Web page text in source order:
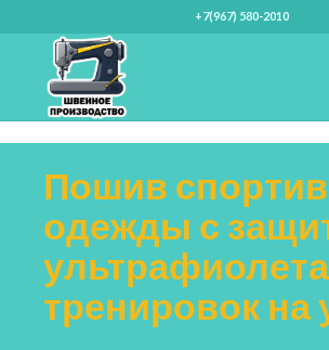
+7(967) 580-2010
Пошив
одежды с
тренировок на